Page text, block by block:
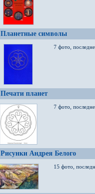
Планетные символы
7 фото,
Печати планет
7 фото,
Рисунки Андрея Белого
15 фото,